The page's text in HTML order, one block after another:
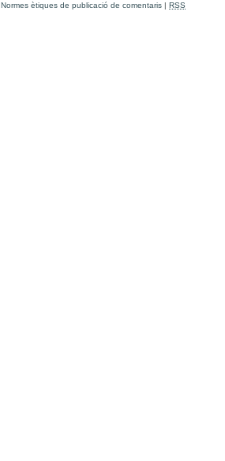
Normes ètiques de publicació de comentaris | RSS